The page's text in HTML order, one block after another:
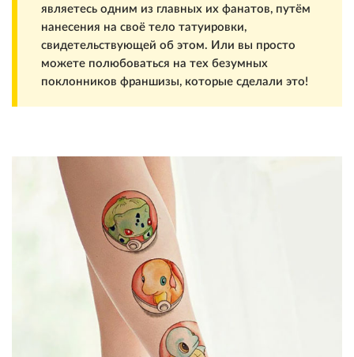
являетесь одним из главных их фанатов, путём
нанесения на своё тело татуировки,
свидетельствующей об этом. Или вы просто
можете полюбоваться на тех безумных
поклонников франшизы, которые сделали это!